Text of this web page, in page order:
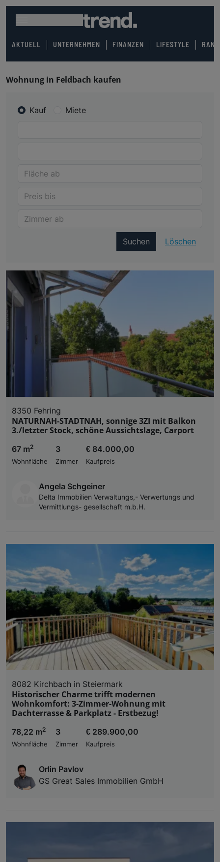
AKTUELL UNTERNEHMEN FINANZEN LIFESTYLE
Wohnung in Feldbach kaufen
Kauf Miete
Suchen Löschen
8350 Fehring
NATURNAH-STADTNAH, sonnige 3ZI mit Balkon
3./letzter Stock, schöne Aussichtslage, Carport
67 m2
Wohnfläche
3
Zimmer
€ 84.000,00
Kaufpreis
Angela Schgeiner
Delta Immobilien Verwaltungs,- Verwertungs und
Vermittlungs- gesellschaft m.b.H.
8082 Kirchbach in Steiermark
Historischer Charme trifft modernen
Wohnkomfort: 3-Zimmer-Wohnung mit
Dachterrasse & Parkplatz - Erstbezug!
78,22 m2
Wohnfläche
3
Zimmer
€ 289.900,00
Kaufpreis
Orlin Pavlov
GS Great Sales Immobilien GmbH